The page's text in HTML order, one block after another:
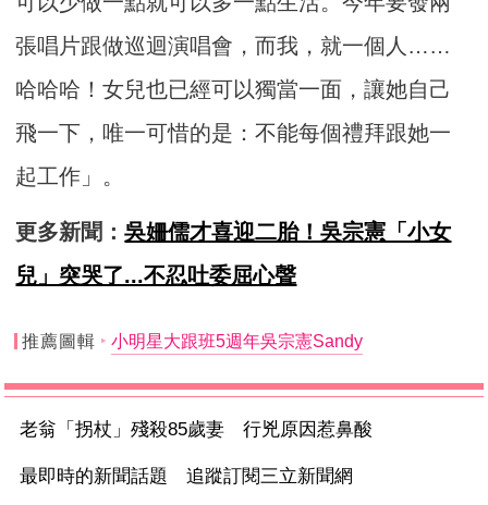
張唱片跟做巡迴演唱會，而我，就一個人……
哈哈哈！女兒也已經可以獨當一面，讓她自己
飛一下，唯一可惜的是：不能每個禮拜跟她一
起工作」。
更多新聞：吳姍儒才喜迎二胎！吳宗憲「小女
兒」突哭了...不忍吐委屈心聲
推薦圖輯 小明星大跟班5週年吳宗憲Sandy
老翁「拐杖」殘殺85歲妻 行兇原因惹鼻酸
最即時的新聞話題 追蹤訂閱三立新聞網